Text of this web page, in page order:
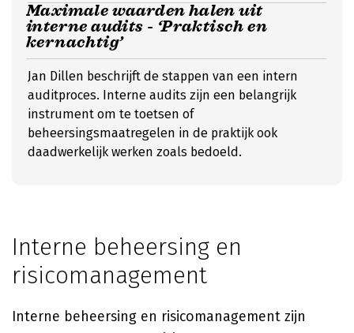
Maximale waarden halen uit
interne audits - ‘Praktisch en
kernachtig’
Jan Dillen beschrijft de stappen van een intern
auditproces. Interne audits zijn een belangrijk
instrument om te toetsen of
beheersingsmaatregelen in de praktijk ook
daadwerkelijk werken zoals bedoeld.
Interne beheersing en
risicomanagement
Interne beheersing en risicomanagement zijn